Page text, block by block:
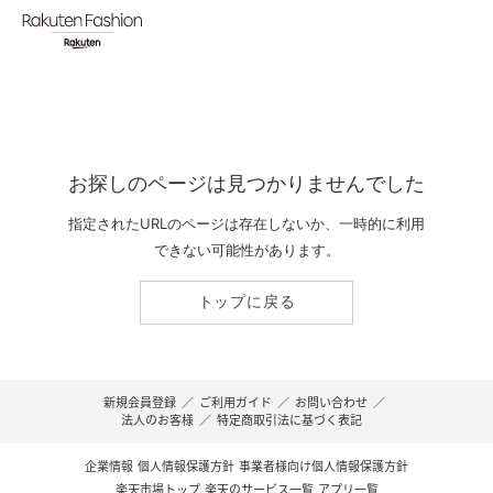
お探しのページは見つかりませんでした
指定されたURLのページは存在しないか、一時的に利用
できない可能性があります。
トップに戻る
新規会員登録 ／ ご利用ガイド ／ お問い合わせ ／
法人のお客様 ／ 特定商取引法に基づく表記
企業情報 個人情報保護方針 事業者様向け個人情報保護方針
楽天市場トップ 楽天のサービス一覧 アプリ一覧